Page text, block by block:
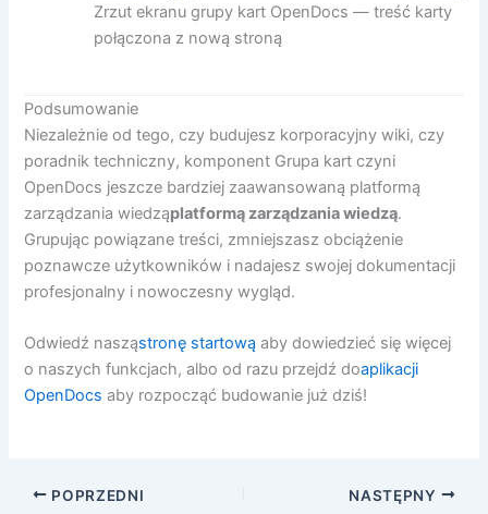
Zrzut ekranu grupy kart OpenDocs — treść karty
połączona z nową stroną
Podsumowanie
Niezależnie od tego, czy budujesz korporacyjny wiki, czy
poradnik techniczny, komponent Grupa kart czyni
OpenDocs jeszcze bardziej zaawansowaną platformą
zarządzania wiedząplatformą zarządzania wiedzą.
Grupując powiązane treści, zmniejszasz obciążenie
poznawcze użytkowników i nadajesz swojej dokumentacji
profesjonalny i nowoczesny wygląd.
Odwiedź nasząstronę startową aby dowiedzieć się więcej
o naszych funkcjach, albo od razu przejdź doaplikacji
OpenDocs aby rozpocząć budowanie już dziś!
POPRZEDNI NASTĘPNY